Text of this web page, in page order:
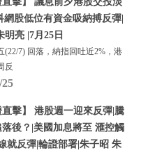
網股低位有資金吸納搏反彈|
明亮 |7月25日
(22/7) 回落，納指回吐近2%，港
反
25
直擊】 港股週一迎來反彈|騰
後？|美國加息將至 滙控觸
就反彈|輪證部署|朱子昭 朱